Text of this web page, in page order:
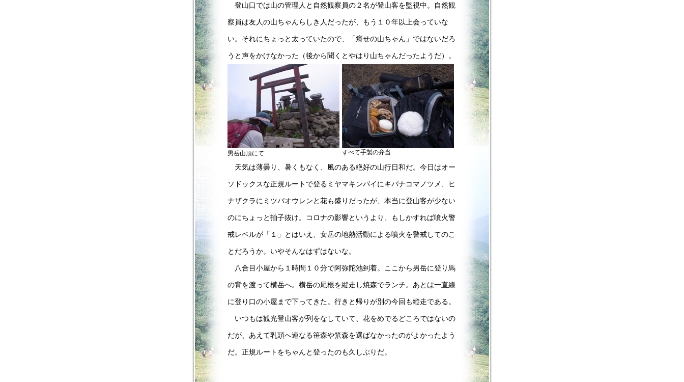
登山口では山の管理人と自然観察員の２名が登山客を監視中。自然観
察員は友人の山ちゃんらしき人だったが、もう１０年以上会っていな
い。それにちょっと太っていたので、「瘠せの山ちゃん」ではないだろ
うと声をかけなかった（後から聞くとやはり山ちゃんだったようだ）。
男岳山頂にて すべて手製の弁当
天気は薄曇り、暑くもなく、風のある絶好の山行日和だ。今日はオー
ソドックスな正規ルートで登るミヤマキンバイにキバナコマノツメ、ヒ
ナザクラにミツバオウレンと花も盛りだったが、本当に登山客が少ない
のにちょっと拍子抜け。コロナの影響というより、もしかすれば噴火警
戒レベルが「１」とはいえ、女岳の地熱活動による噴火を警戒してのこ
とだろうか。いやそんなはずはないな。
八合目小屋から１時間１０分で阿弥陀池到着。ここから男岳に登り馬
の背を渡って横岳へ。横岳の尾根を縦走し焼森でランチ。あとは一直線
に登り口の小屋まで下ってきた。行きと帰りが別の今回も縦走である。
いつもは観光登山客が列をなしていて、花をめでるどころではないの
だが、あえて乳頭へ連なる笹森や笊森を選ばなかったのがよかったよう
だ。正規ルートをちゃんと登ったのも久しぶりだ。